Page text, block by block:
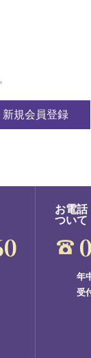
お電話
ついて
年
受